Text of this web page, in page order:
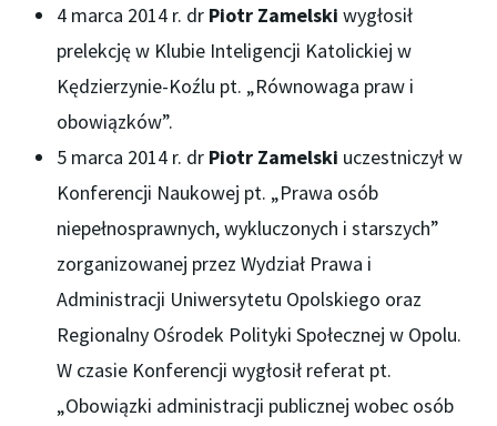
4 marca 2014 r. dr Piotr Zamelski wygłosił
prelekcję w Klubie Inteligencji Katolickiej w
Kędzierzynie-Koźlu pt. „Równowaga praw i
obowiązków”.
5 marca 2014 r. dr Piotr Zamelski uczestniczył w
Konferencji Naukowej pt. „Prawa osób
niepełnosprawnych, wykluczonych i starszych”
zorganizowanej przez Wydział Prawa i
Administracji Uniwersytetu Opolskiego oraz
Regionalny Ośrodek Polityki Społecznej w Opolu.
W czasie Konferencji wygłosił referat pt.
„Obowiązki administracji publicznej wobec osób